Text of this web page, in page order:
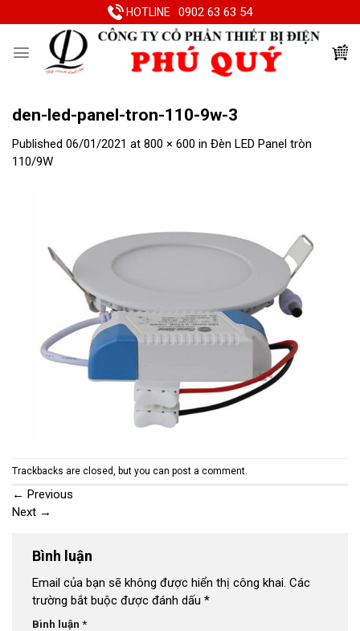
to
HOTLINE 0902 63 63 54
den-led-panel-tron-110-9w-3
Published 06/01/2021 at 800 × 600 in Đèn LED Panel tròn
110/9W
Trackbacks are closed, but you can post a comment.
← Previous
Next →
Bình luận
Email của bạn sẽ không được hiển thị công khai. Các
trường bắt buộc được đánh dấu *
Bình luận *